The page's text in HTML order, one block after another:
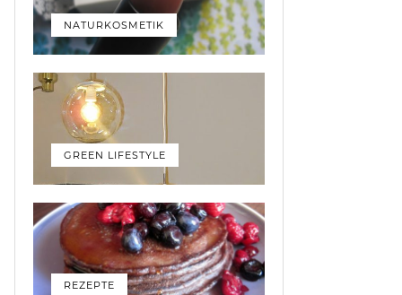
NATURKOSMETIK
GREEN LIFESTYLE
REZEPTE